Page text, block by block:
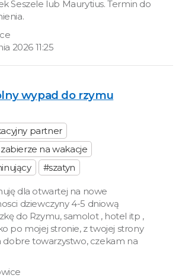
Seszele lub Maurytius. Termin do
2026 11:25
wypad do rzymu
partner
na wakacje
#szatyn
dla otwartej na nowe
dziewczyny 4-5 dniową
do Rzymu, samolot , hotel itp ,
po mojej stronie, z twojej strony
dobre towarzystwo, czekam na